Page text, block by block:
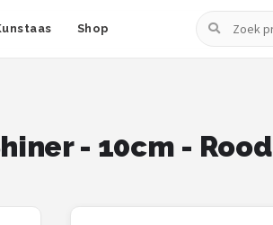
Shop
Zoeken
- 10cm - Rood